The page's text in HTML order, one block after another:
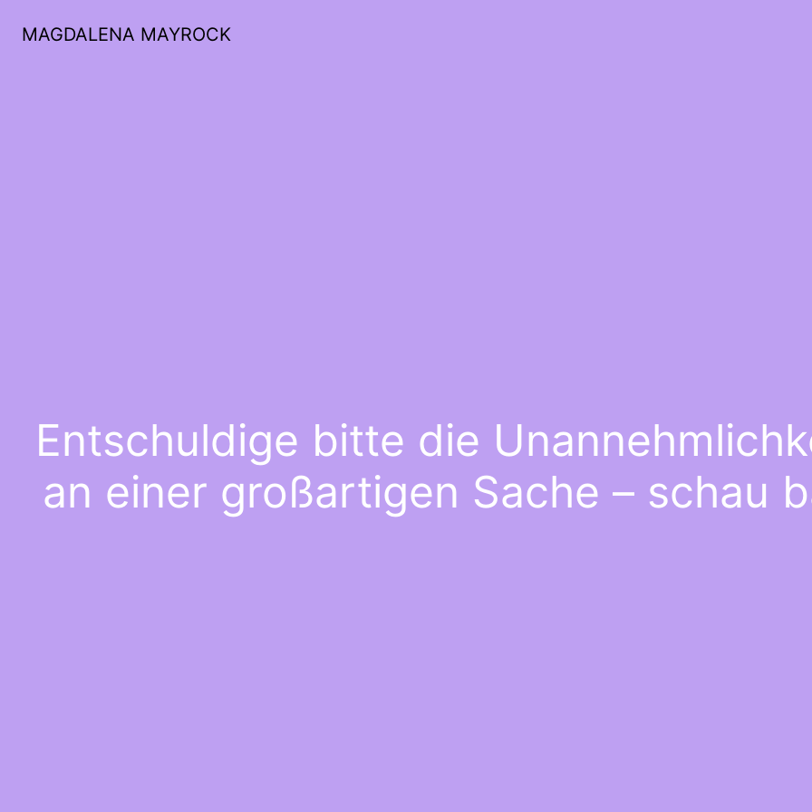
MAGDALENA MAYROCK
Entschuldige bitte die
an einer großartigen Sache – schau